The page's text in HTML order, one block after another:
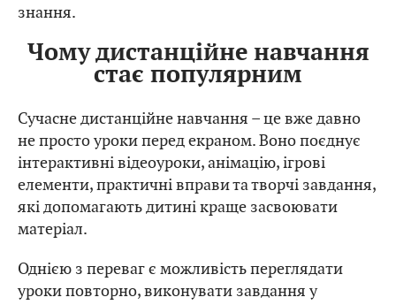
знання.
Чому дистанційне навчання
стає популярним
Сучасне дистанційне навчання – це вже давно
не просто уроки перед екраном. Воно поєднує
інтерактивні відеоуроки, анімацію, ігрові
елементи, практичні вправи та творчі завдання,
які допомагають дитині краще засвоювати
матеріал.
Однією з переваг є можливість переглядати
уроки повторно, виконувати завдання у